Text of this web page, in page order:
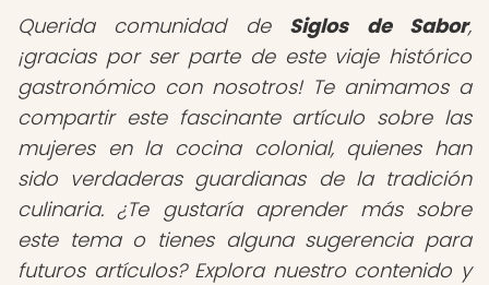
Querida comunidad de Siglos de Sabor,
¡gracias por ser parte de este viaje histórico
gastronómico con nosotros! Te animamos a
compartir este fascinante artículo sobre las
mujeres en la cocina colonial, quienes han
sido verdaderas guardianas de la tradición
culinaria. ¿Te gustaría aprender más sobre
este tema o tienes alguna sugerencia para
futuros artículos? Explora nuestro contenido y